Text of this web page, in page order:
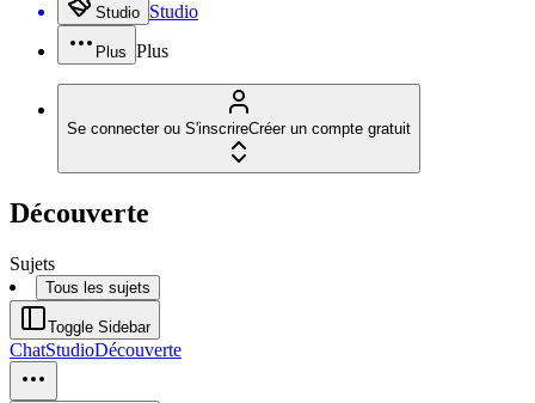
Studio Studio
Plus Plus
Se connecter ou S'inscrireCréer un compte gratuit
Découverte
Sujets
Tous les sujets
Toggle Sidebar
ChatStudioDécouverte